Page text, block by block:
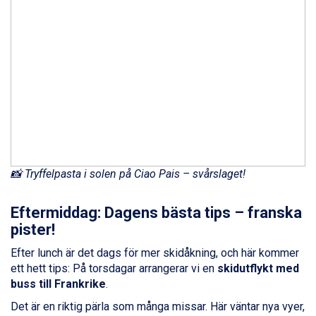
Sauze dOulx från 6.145 kr.
Bad Gastein från 6.295 kr.
Arabba från 11.045 kr.
La Thuile från 7.045 kr.
Cervinia från 8.245 kr.
Bad Hofgastein från 8.595 kr.
Passo Tonale från 5.895 kr.
Saalbach från 9.445 kr.
📸 Tryffelpasta i solen på Ciao Pais – svårslaget!
Eftermiddag: Dagens bästa tips – franska
pister!
Efter lunch är det dags för mer skidåkning, och här kommer
ett hett tips: På torsdagar arrangerar vi en skidutflykt med
buss till Frankrike.
Det är en riktig pärla som många missar. Här väntar nya vyer,